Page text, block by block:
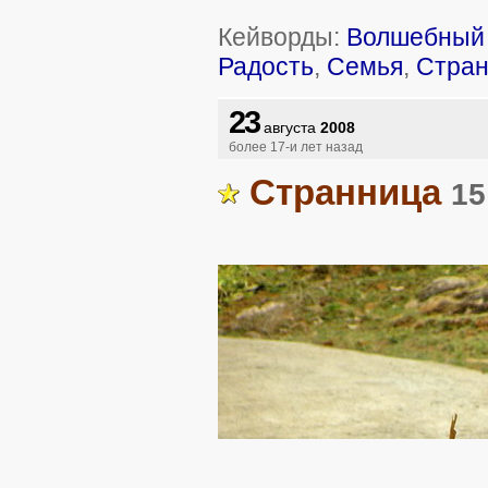
Кейворды: Волшебный
Радость, Семья,
23августа 2008
более 17-и лет назад
Странница